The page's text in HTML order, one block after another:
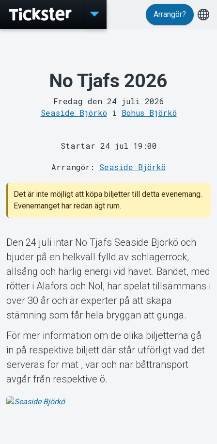
MyTickster
Support
Arrangör?
No Tjafs 2026
Fredag den 24 juli 2026
Seaside Björköi Bohus Björkö
Startar 24 jul 19:00
Arrangör: Seaside Björkö
Det är inte möjligt att köpa biljetter till detta evenemang.
Evenemanget har redan ägt rum.
Den 24 juli intar No Tjafs Seaside Björkö och
bjuder på en helkväll fylld av schlagerrock,
allsång och härlig energi vid havet. Bandet, med
rötter i Alafors och Nol, har spelat tillsammans i
över 30 år och är experter på att skapa
stämning som får hela bryggan att gunga.
För mer information om de olika biljetterna gå
in på respektive biljett där står utförligt vad det
serveras för mat , var och när båttransport
avgår från respektive ö.